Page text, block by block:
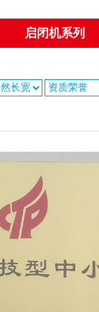
启闭机系列